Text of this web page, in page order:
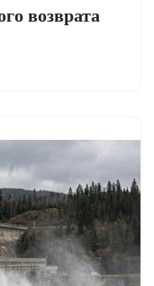
возврата